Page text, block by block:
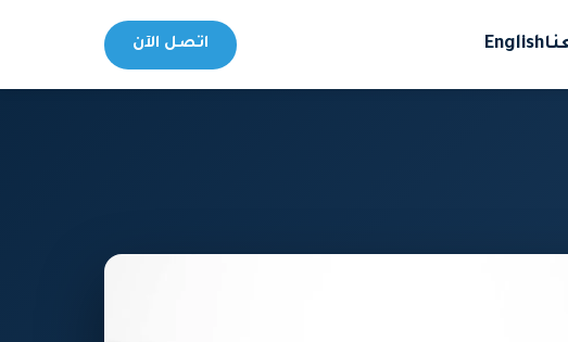
English اتصل الآن